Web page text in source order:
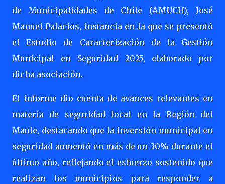
de Municipalidades de Chile (AMUCH), José
Manuel Palacios, instancia en la que se presentó
el Estudio de Caracterización de la Gestión
Municipal en Seguridad 2025, elaborado por
dicha asociación.
El informe dio cuenta de avances relevantes en
materia de seguridad local en la Región del
Maule, destacando que la inversión municipal en
seguridad aumentó en más de un 30% durante el
último año, reflejando el esfuerzo sostenido que
realizan los municipios para responder a